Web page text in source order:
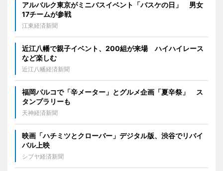
アルバルク東京がミニバスイベント「バスケの日」 男女
17チームが参戦
江東経済新聞
近江八幡で親子イベント、200組が来場 ハイハイレース
など楽しむ
近江八幡経済新聞
福岡パルコで「辛メーター」とグルメ企画「夏辛祭」 ス
タンプラリーも
天神経済新聞
映画「ハチミツとクローバー」デジタル版、渋谷でリバイ
バル上映
シブヤ経済新聞